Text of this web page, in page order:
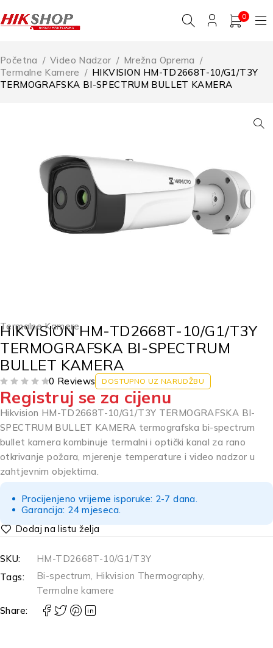
0
Početna / Video Nadzor / Mrežna Oprema /
Termalne Kamere / HIKVISION HM-TD2668T-10/G1/T3Y
TERMOGRAFSKA BI-SPECTRUM BULLET KAMERA
Termalne Kamere
HIKVISION HM-TD2668T-10/G1/T3Y
TERMOGRAFSKA BI-SPECTRUM
BULLET KAMERA
0 Reviews DOSTUPNO UZ NARUDŽBU
Registruj se za cijenu
Hikvision HM-TD2668T-10/G1/T3Y TERMOGRAFSKA BI-
SPECTRUM BULLET KAMERA termografska bi-spectrum
bullet kamera kombinuje termalni i optički kanal za rano
otkrivanje požara, mjerenje temperature i video nadzor u
zahtjevnim objektima.
Procijenjeno vrijeme isporuke: 2-7 dana.
Garancija: 24 mjeseca.
SKU:
HM-TD2668T-10/G1/T3Y
Tags:
Bi-spectrum Hikvision Thermography
Termalne kamere
Share: